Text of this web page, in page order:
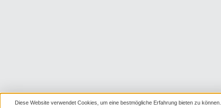
Diese Website verwendet Cookies, um eine bestmögliche Erfahrung bieten zu können.